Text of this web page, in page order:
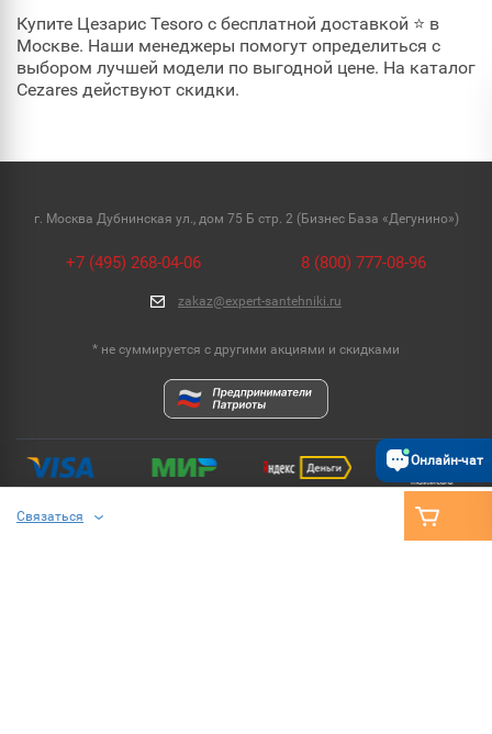
Купите Цезарис Tesoro с бесплатной доставкой ⭐ в
Москве. Наши менеджеры помогут определиться с
выбором лучшей модели по выгодной цене. На каталог
Cezares действуют скидки.
г. Москва Дубнинская ул., дом 75 Б стр. 2 (Бизнес База «Дегунино»)
+7 (495) 268-04-06 8 (800) 777-08-96
zakaz@expert-santehniki.ru
* не суммируется с другими акциями и скидками
Связаться
Онлайн-чат